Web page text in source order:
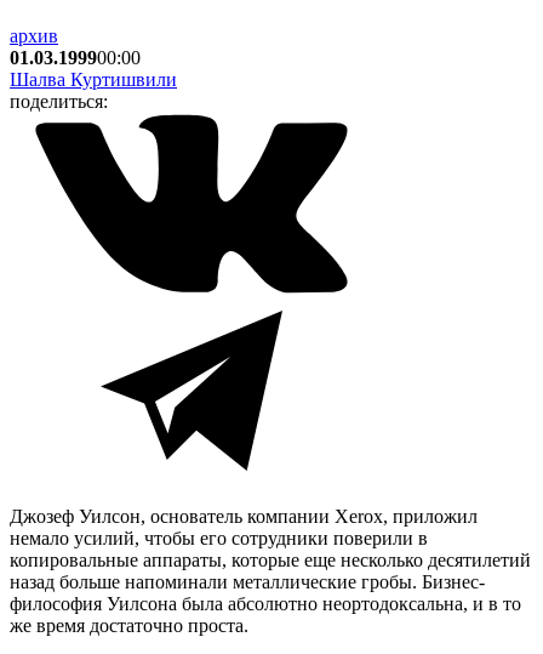
архив
01.03.199900:00
Шалва Куртишвили
поделиться:
Джозеф Уилсон, основатель компании Xerox, приложил
немало усилий, чтобы его сотрудники поверили в
копировальные аппараты, которые еще несколько десятилетий
назад больше напоминали металлические гробы. Бизнес-
философия Уилсона была абсолютно неортодоксальна, и в то
же время достаточно проста.